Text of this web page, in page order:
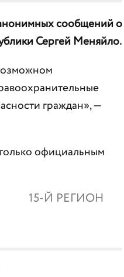
сообщений о
Сергей Меняйло.
граждан», —
официальным
15-Й РЕГИОН